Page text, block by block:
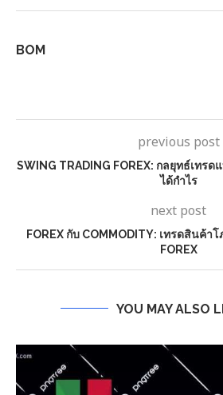
BOM
previous post
SWING TRADING FOREX: กลยุทธ์เทรด
ได้กำไร
next post
FOREX กับ COMMODITY: เทรดสินค้
FOREX
YOU MAY ALSO